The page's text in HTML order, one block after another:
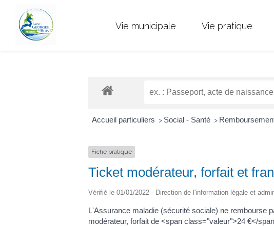
Vie municipale Vie pratique
Accueil particuliers > Social - Santé >
Fiche pratique
Ticket modérateur, forfait et
Vérifié le 01/01/2022 - Direction de l'information légale et
L'Assurance maladie (sécurité sociale) ne rembourse
modérateur, forfait de <span class="valeur">24 €</